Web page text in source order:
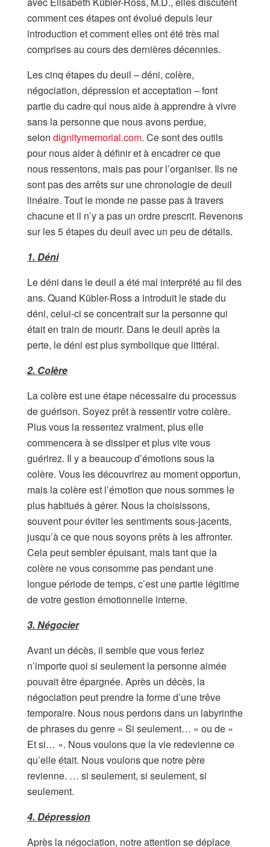
comment ces étapes ont évolué depuis leur
introduction et comment elles ont été très mal
comprises au cours des dernières décennies.
Les cinq étapes du deuil – déni, colère,
négociation, dépression et acceptation – font
partie du cadre qui nous aide à apprendre à vivre
sans la personne que nous avons perdue,
selon dignitymemorial.com. Ce sont des outils
pour nous aider à définir et à encadrer ce que
nous ressentons, mais pas pour l’organiser. Ils ne
sont pas des arrêts sur une chronologie de deuil
linéaire. Tout le monde ne passe pas à travers
chacune et il n’y a pas un ordre prescrit. Revenons
sur les 5 étapes du deuil avec un peu de détails.
1. Déni
Le déni dans le deuil a été mal interprété au fil des
ans. Quand Kübler-Ross a introduit le stade du
déni, celui-ci se concentrait sur la personne qui
était en train de mourir. Dans le deuil après la
perte, le déni est plus symbolique que littéral.
2. Colère
La colère est une étape nécessaire du processus
de guérison. Soyez prêt à ressentir votre colère.
Plus vous la ressentez vraiment, plus elle
commencera à se dissiper et plus vite vous
guérirez. Il y a beaucoup d’émotions sous la
colère. Vous les découvrirez au moment opportun,
mais la colère est l’émotion que nous sommes le
plus habitués à gérer. Nous la choisissons,
souvent pour éviter les sentiments sous-jacents,
jusqu’à ce que nous soyons prêts à les affronter.
Cela peut sembler épuisant, mais tant que la
colère ne vous consomme pas pendant une
longue période de temps, c’est une partie légitime
de votre gestion émotionnelle interne.
3. Négocier
Avant un décès, il semble que vous feriez
n’importe quoi si seulement la personne aimée
pouvait être épargnée. Après un décès, la
négociation peut prendre la forme d’une trêve
temporaire. Nous nous perdons dans un labyrinthe
de phrases du genre « Si seulement… » ou de «
Et si… ». Nous voulons que la vie redevienne ce
qu’elle était. Nous voulons que notre père
revienne. … si seulement, si seulement, si
seulement.
4. Dépression
Après la négociation, notre attention se déplace